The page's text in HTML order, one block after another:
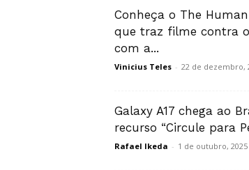
Conheça o The Human
que traz filme contra
com a...
Vinicius Teles - 22 de dezembro,
Galaxy A17 chega ao
recurso “Circule para
Rafael Ikeda - 1 de outubro, 2025